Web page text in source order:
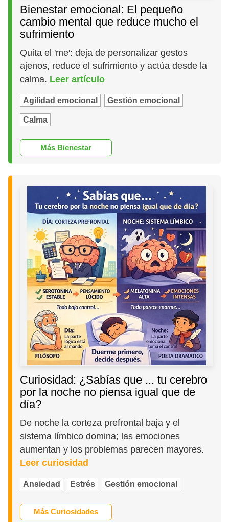
Bienestar emocional: El pequeño
cambio mental que reduce mucho el
sufrimiento
Quita el 'me': deja de personalizar gestos
ajenos, reduce el sufrimiento y actúa desde la
calma. Leer artículo
Agilidad emocional Gestión emocional
Calma
Más Bienestar
Curiosidad: ¿Sabías que ... tu cerebro
por la noche no piensa igual que de
día?
De noche la corteza prefrontal baja y el
sistema límbico domina; las emociones
aumentan y los problemas parecen mayores.
Leer curiosidad
Ansiedad Estrés Gestión emocional
Más Curiosidades